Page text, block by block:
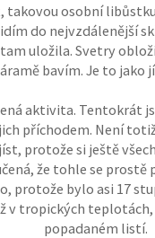
takovou osobní
do nejvzdálenější
uložila. Svetry
bavím. Je to jako
aktivita. Tentokrát
příchodem. Není
protože si ještě
že tohle se prostě
protože bylo asi 17
v tropických
popadaném listí.